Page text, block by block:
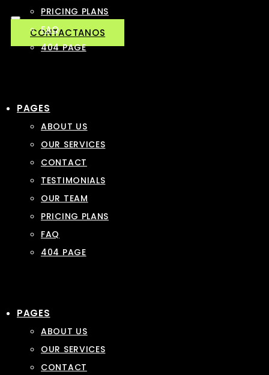
CONTACTANOS
PRICING PLANS
FAQ
404 PAGE
PAGES
ABOUT US
OUR SERVICES
CONTACT
TESTIMONIALS
OUR TEAM
PRICING PLANS
FAQ
404 PAGE
PAGES
ABOUT US
OUR SERVICES
CONTACT